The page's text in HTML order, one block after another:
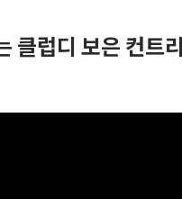
클럽디 보은 컨트